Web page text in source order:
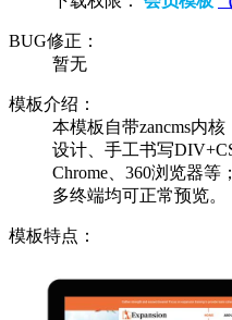
BUG修正：
暂无
模板介绍：
本模板自带zancms内核
设计、手工书写
Chrome、360浏览器等
多终端均可正常预览。
模板特点：